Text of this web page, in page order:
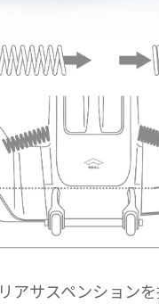
リアサスペンション